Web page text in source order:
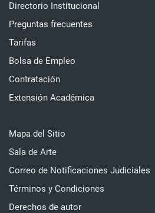
Directorio Institucional
Preguntas frecuentes
Tarifas
Bolsa de Empleo
Contratación
Extensión Académica
Mapa del Sitio
Sala de Arte
Correo de Notificaciones Judiciales
Términos y Condiciones
Derechos de autor